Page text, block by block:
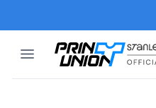
Open menu
Print Union